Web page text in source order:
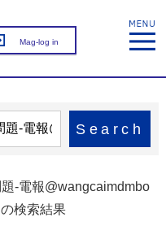
Mag-log in
Search
-電報@wangcaimdmbo
検索結果